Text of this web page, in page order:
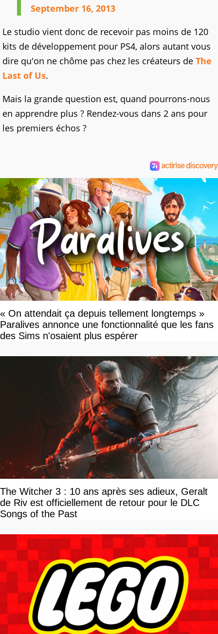
September 16, 2013
Le studio vient donc de recevoir pas moins de 120
kits de développement pour PS4, alors autant vous
dire qu'on ne chôme pas chez les créateurs de The
Last of Us.
Mais la grande question est, quand pourrons-nous
en apprendre plus ? Rendez-vous dans 2 ans pour
les premiers échos ?
« On attendait ça depuis tellement longtemps »
Paralives annonce une fonctionnalité que les fans
des Sims n'osaient plus espérer
The Witcher 3 : 10 ans après ses adieux, Geralt
de Riv est officiellement de retour pour le DLC
Songs of the Past